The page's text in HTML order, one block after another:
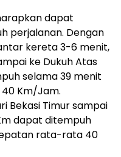
dapat
perjalanan. Dengan
kereta 3-6 menit,
ke Dukuh Atas
selama 39 menit
Km/Jam.
Bekasi Timur sampai
dapat ditempuh
rata-rata 40